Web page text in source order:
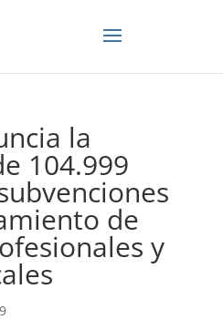
la
104.999
de
y